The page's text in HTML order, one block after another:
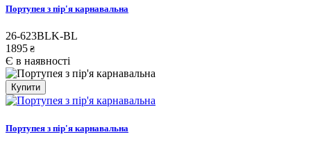
Портупея з пір'я карнавальна
26-623BLK-BL
1895 ₴
Є в наявності
Купити
Портупея з пір'я карнавальна